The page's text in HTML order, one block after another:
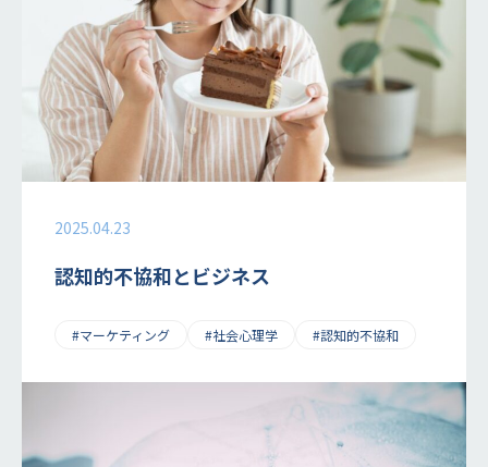
2025.04.23
認知的不協和とビジネス
#マーケティング #社会心理学 #認知的不協和